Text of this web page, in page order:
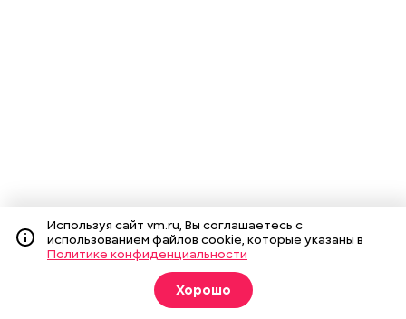
Используя сайт vm.ru, Вы соглашаетесь с
использованием файлов cookie, которые указаны в
Политике конфиденциальности
Хорошо